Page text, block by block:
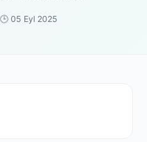
🕒 05 Eyl 2025